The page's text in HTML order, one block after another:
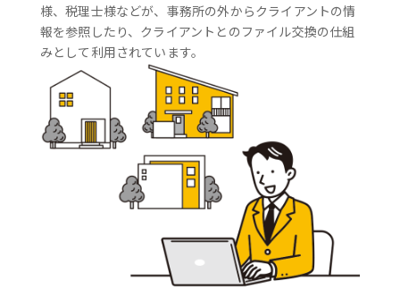
様、税理士様などが、事務所の外からクライアントの情
報を参照したり、クライアントとのファイル交換の仕組
みとして利用されています。